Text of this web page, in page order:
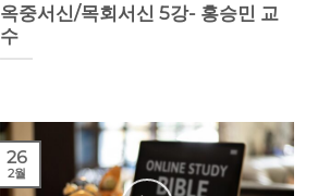
옥중서신/목회서신 5강- 홍승민 교
수
26
2월